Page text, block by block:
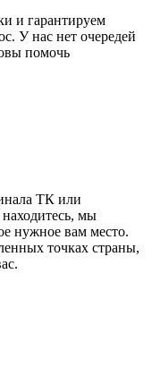
и гарантируем
У нас нет очередей
помочь
ТК или
мы
нужное вам место.
точках страны,